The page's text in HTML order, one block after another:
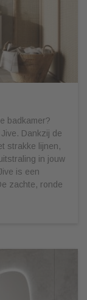
badkamer?
Dankzij de
strakke lijnen,
in jouw
is een
zachte, ronde